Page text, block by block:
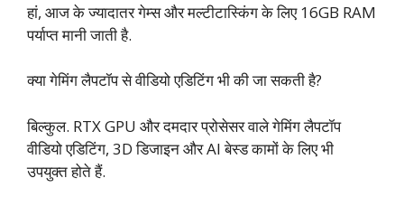
हां, आज के ज्यादातर गेम्स और मल्टीटास्किंग के लिए 16GB RAM
पर्याप्त मानी जाती है.
क्या गेमिंग लैपटॉप से वीडियो एडिटिंग भी की जा सकती है?
बिल्कुल. RTX GPU और दमदार प्रोसेसर वाले गेमिंग लैपटॉप
वीडियो एडिटिंग, 3D डिजाइन और AI बेस्ड कामों के लिए भी
उपयुक्त होते हैं.